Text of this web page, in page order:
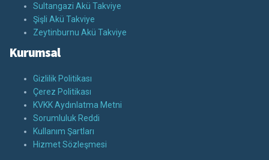
Sultangazi Akü Takviye
Şişli Akü Takviye
Zeytinburnu Akü Takviye
Kurumsal
Gizlilik Politikası
Çerez Politikası
KVKK Aydınlatma Metni
Sorumluluk Reddi
Kullanım Şartları
Hizmet Sözleşmesi